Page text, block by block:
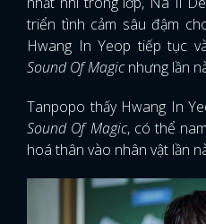
triển tình cảm sâu đậm
Hwang In Yeop tiếp tục
Sound Of Magicnhưng lần
Tanpopo thấy Hwang In
Sound Of Magic, có thể
hoá thân vào nhân vật lần